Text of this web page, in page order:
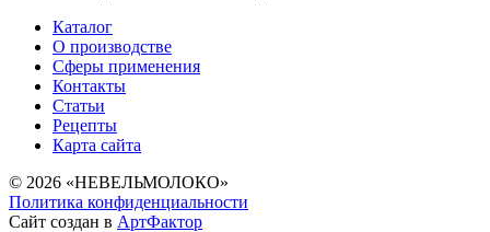
Каталог
О производстве
Сферы применения
Контакты
Статьи
Рецепты
Карта сайта
© 2026 «НЕВЕЛЬМОЛОКО»
Политика конфиденциальности
Сайт создан в АртФактор